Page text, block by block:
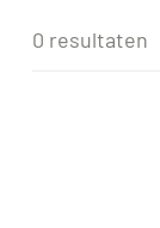
0 resultaten